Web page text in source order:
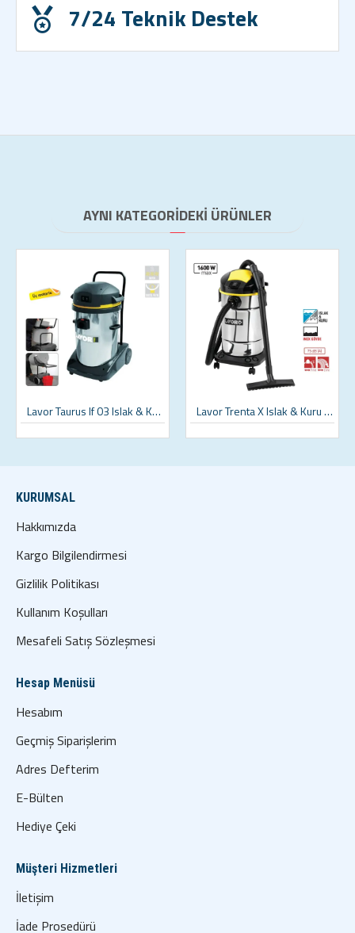
7/24 Teknik Destek
AYNI KATEGORIDEKI ÜRÜNLER
Lavor Taurus If 03 Islak & Kuru Sanayi Tipi Süpürge Lavor Trenta X Islak & Kuru Vakum Makinası
KURUMSAL
Hakkımızda
Kargo Bilgilendirmesi
Gizlilik Politikası
Kullanım Koşulları
Mesafeli Satış Sözleşmesi
Hesap Menüsü
Hesabım
Geçmiş Siparişlerim
Adres Defterim
E-Bülten
Hediye Çeki
Müşteri Hizmetleri
İletişim
İade Prosedürü